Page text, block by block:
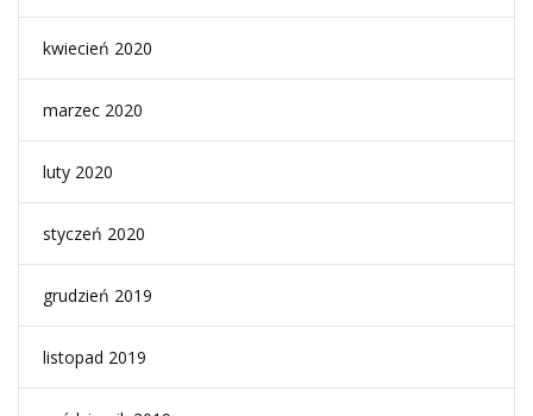
kwiecień 2020
marzec 2020
luty 2020
styczeń 2020
grudzień 2019
listopad 2019